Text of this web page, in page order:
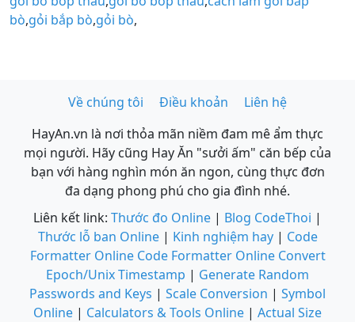
bò,gỏi bắp bò,gỏi bò,
Về chúng tôi Điều khoản
Liên hệ
HayAn.vn là nơi thỏa mãn niềm đam mê ẩm thực
mọi người. Hãy cũng Hay Ăn "sưởi ấm" căn bếp của
bạn với hàng nghìn món ăn ngon, cùng thực đơn
đa dạng phong phú cho gia đình nhé.
Liên kết link: Thước đo Online | Blog CodeThoi |
Thước lỗ ban Online| Kinh nghiệm hay| Code
Formatter Online Code Formatter Online Convert
Epoch/Unix Timestamp | Generate Random
Passwords and Keys | Scale Conversion | Symbol
Online | Calculators & Tools Online | Actual Size